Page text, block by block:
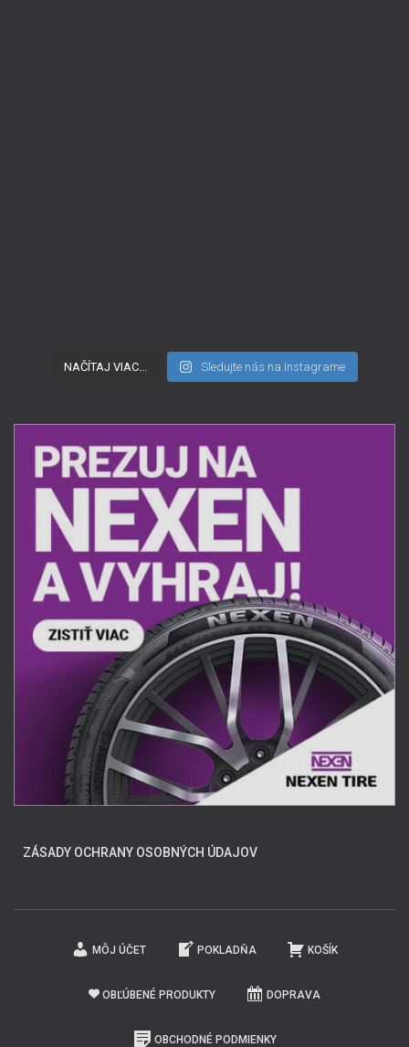
NAČÍTAJ VIAC... Sledujte nás na Instagrame
ZÁSADY OCHRANY OSOBNÝCH ÚDAJOV
MÔJ ÚČET POKLADŇA KOŠÍK
OBĽÚBENÉ PRODUKTY DOPRAVA
OBCHODNÉ PODMIENKY